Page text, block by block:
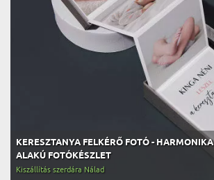
KERESZTANYA FELKÉRŐ FOTÓ - HARMONIKA
ALAKÚ FOTÓKÉSZLET
Kiszállítás szerdára Nálad